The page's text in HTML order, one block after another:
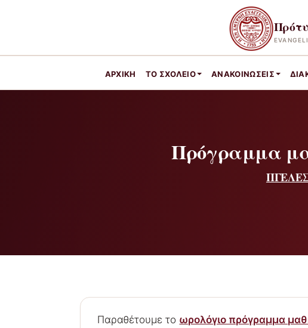
ΑΡΧΙΚΉ ΤΟ ΣΧΟΛΕΊΟ ΑΝΑΚΟΙΝΩΣΕΙΣ
Πρόγραμμα
Παραθέτουμε το ωρολόγιο πρόγραμμα